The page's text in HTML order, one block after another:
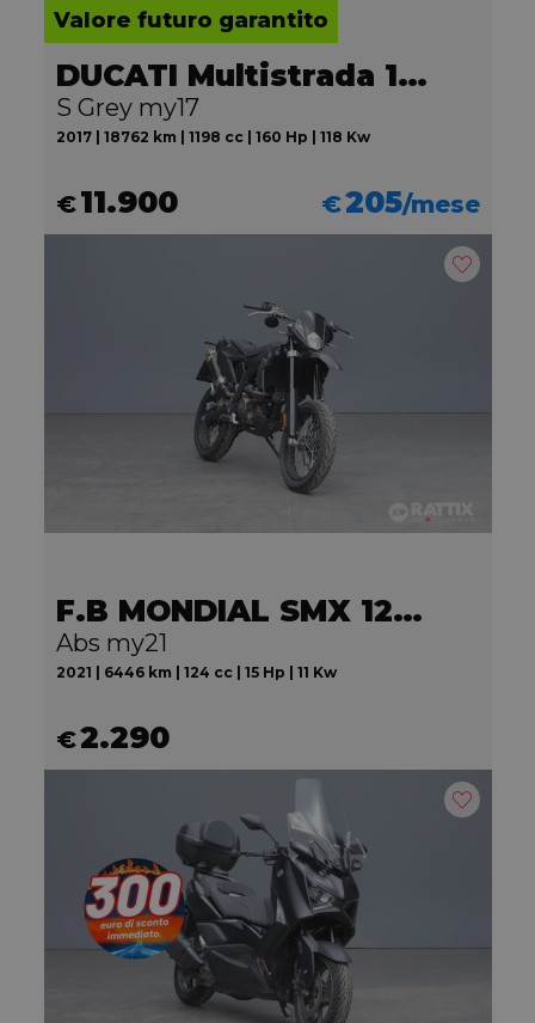
Valore futuro garantito
DUCATI Multistrada 1200
S Grey my17
2017 | 18762 km | 1198 cc | 160 Hp | 118 Kw
€11.900 €205/mese
F.B MONDIAL SMX 125 Motard
Abs my21
2021 | 6446 km | 124 cc | 15 Hp | 11 Kw
€2.290